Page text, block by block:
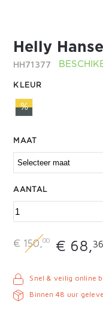
Helly
HH71377
KLEUR
%
MAAT
AANTAL
€ 150,00 € 68,36
Snel & veilig online
Binnen 48 uur